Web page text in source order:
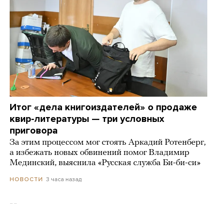
Итог «дела книгоиздателей» о продаже
квир-литературы — три условных
приговора
За этим процессом мог стоять Аркадий Ротенберг,
а избежать новых обвинений помог Владимир
Мединский, выяснила «Русская служба Би-би-си»
НОВОСТИ 3 часа назад